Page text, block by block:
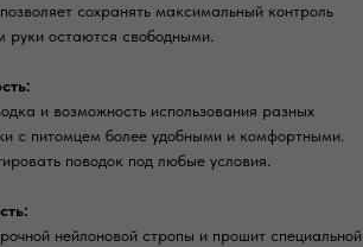
сохранять максимальный контроль
руки остаются свободными.
и возможность использования разных
с питомцем более удобными и комфортными.
поводок под любые условия.
нейлоновой стропы и прошит специальной